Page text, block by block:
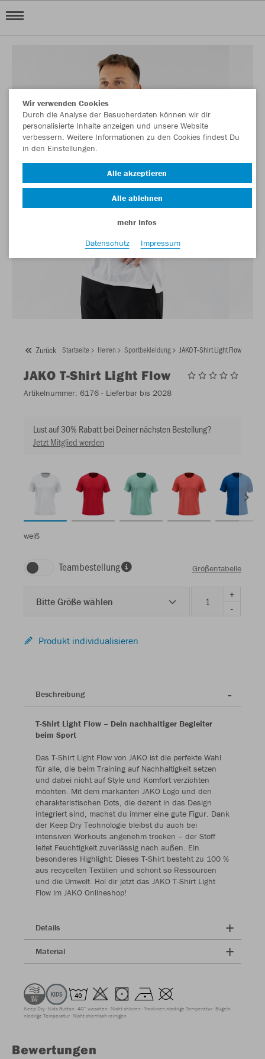
Zurück Startseite Herren Sportbekleidung JAKO T-Shirt Light Flow
JAKO T-Shirt Light Flow
Artikelnummer: 6176 - Lieferbar bis 2028
Lust auf 30% Rabatt bei Deiner nächsten Bestellung?
Jetzt Mitglied werden
weiß
Teambestellung Größentabelle
Bitte Größe wählen
+
-
Produkt individualisieren
Beschreibung
T-Shirt Light Flow – Dein nachhaltiger Begleiter
beim Sport
Das T-Shirt Light Flow von JAKO ist die perfekte Wahl
für alle, die beim Training auf Nachhaltigkeit setzen
und dabei nicht auf Style und Komfort verzichten
möchten. Mit dem markanten JAKO Logo und den
charakteristischen Dots, die dezent in das Design
integriert sind, machst du immer eine gute Figur. Dank
der Keep Dry Technologie bleibst du auch bei
intensiven Workouts angenehm trocken – der Stoff
leitet Feuchtigkeit zuverlässig nach außen. Ein
besonderes Highlight: Dieses T-Shirt besteht zu 100 %
aus recycelten Textilien und schont so Ressourcen
und die Umwelt. Hol dir jetzt das JAKO T-Shirt Light
Flow im JAKO Onlineshop!
Details
Material
Keep Dry Kids Button 40° waschen Nicht chloren Trocknen niedrige Temperatur Bügeln
niedrige Temperatur Nicht chemisch reinigen
Bewertungen
Wir verwenden Cookies
Durch die Analyse der Besucherdaten können wir dir
personalisierte Inhalte anzeigen und unsere Website
verbessern. Weitere Informationen zu den Cookies findest Du
in den Einstellungen.
Alle akzeptieren
Alle ablehnen
mehr Infos
Datenschutz
Impressum